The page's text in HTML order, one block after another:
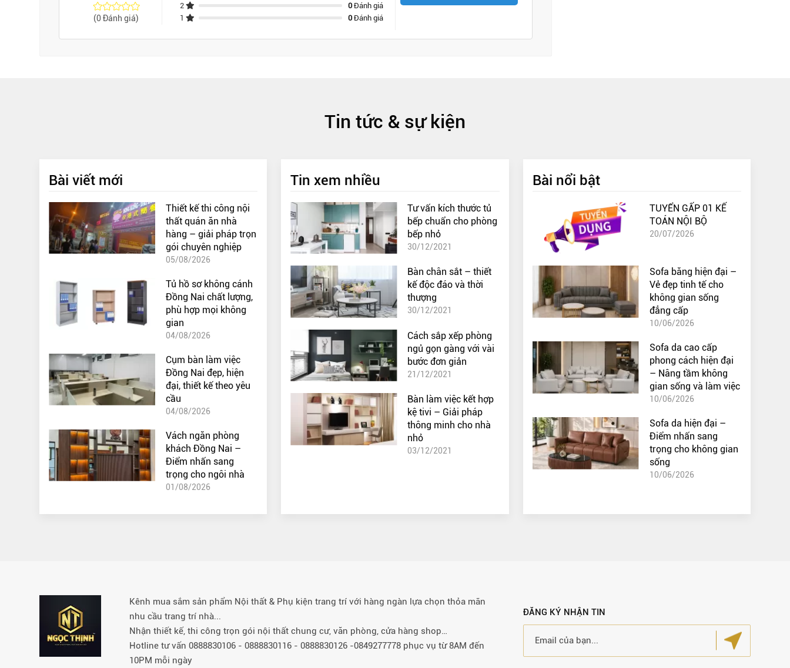
(0 Đánh giá)
2
0Đánh giá
1
0Đánh giá
Tin tức & sự kiện
Bài viết mới
Thiết kế thi công nội
thất quán ăn nhà
hàng – giải pháp trọn
gói chuyên nghiệp
05/08/2026
Tủ hồ sơ không cánh
Đồng Nai chất lượng,
phù hợp mọi không
gian
04/08/2026
Cụm bàn làm việc
Đồng Nai đẹp, hiện
đại, thiết kế theo yêu
cầu
04/08/2026
Vách ngăn phòng
khách Đồng Nai –
Điểm nhấn sang
trọng cho ngôi nhà
01/08/2026
Tin xem nhiều
Tư vấn kích thước tủ
bếp chuẩn cho phòng
bếp nhỏ
30/12/2021
Bàn chân sắt – thiết
kế độc đáo và thời
thượng
30/12/2021
Cách sắp xếp phòng
ngủ gọn gàng với vài
bước đơn giản
21/12/2021
Bàn làm việc kết hợp
kệ tivi – Giải pháp
thông minh cho nhà
nhỏ
03/12/2021
Bài nổi bật
TUYỂN GẤP 01 KẾ
TOÁN NỘI BỘ
20/07/2026
Sofa băng hiện đại –
Vẻ đẹp tinh tế cho
không gian sống
đẳng cấp
10/06/2026
Sofa da cao cấp
phong cách hiện đại
– Nâng tầm không
gian sống và làm việc
10/06/2026
Sofa da hiện đại –
Điểm nhấn sang
trọng cho không gian
sống
10/06/2026
Kênh mua sắm sản phẩm Nội thất & Phụ kiện trang trí với hàng ngàn lựa chọn thỏa mãn
nhu cầu trang trí nhà...
Nhận thiết kế, thi công trọn gói nội thất chung cư, văn phòng, cửa hàng shop…
Hotline tư vấn 0888830106 - 0888830116 - 0888830126 -0849277778 phục vụ từ 8AM đến
10PM mỗi ngày
ĐĂNG KÝ NHẬN TIN